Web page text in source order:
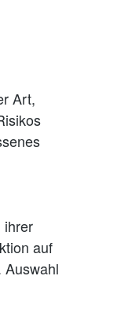
Art,
ihrer
auf
Auswahl